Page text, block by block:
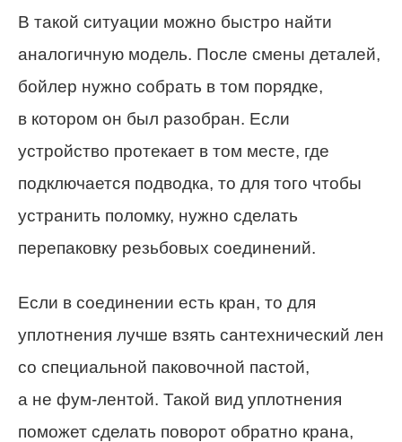
В такой ситуации можно быстро найти
аналогичную модель. После смены деталей,
бойлер нужно собрать в том порядке,
в котором он был разобран. Если
устройство протекает в том месте, где
подключается подводка, то для того чтобы
устранить поломку, нужно сделать
перепаковку резьбовых соединений.
Если в соединении есть кран, то для
уплотнения лучше взять сантехнический лен
со специальной паковочной пастой,
а не фум-лентой. Такой вид уплотнения
поможет сделать поворот обратно крана,